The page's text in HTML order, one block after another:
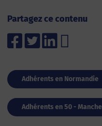
Partagez ce contenu
Adhérents en Normandie
Adhérents en 50 - Manche